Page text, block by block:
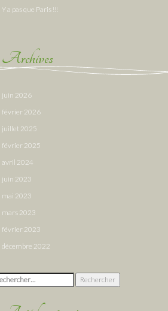
Y a pas que Paris !!!
Archives
juin 2026
février 2026
juillet 2025
février 2025
avril 2024
juin 2023
mai 2023
mars 2023
février 2023
décembre 2022
: